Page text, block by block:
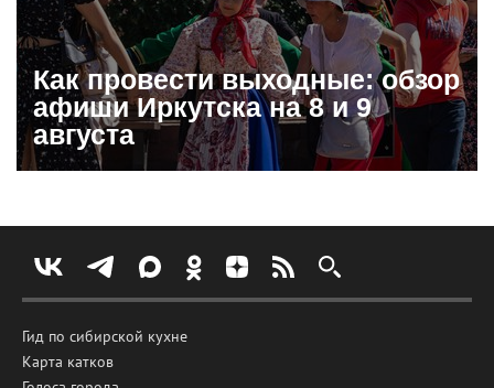
Как провести выходные: обзор
афиши Иркутска на 8 и 9
августа
Гид по сибирской кухне
Карта катков